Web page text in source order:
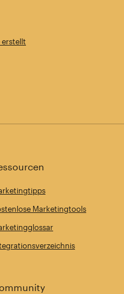
erstellt
Marketingtools